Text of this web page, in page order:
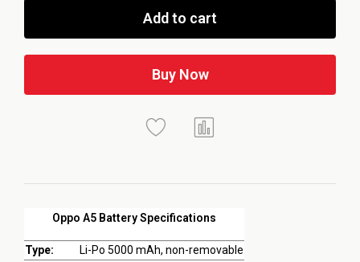
Oppo A5 Battery Specifications
Type:
Li-Po 5000 mAh, non-removable
Add to cart
Buy Now